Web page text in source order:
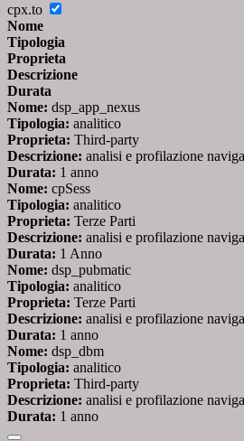
cpx.to
Nome
Tipologia
Proprieta
Descrizione
Durata
Nome: dsp_app_nexus
Tipologia: analitico
Proprieta: Third-party
Descrizione: analisi e profilazione
Durata: 1 anno
Nome: cpSess
Tipologia: analitico
Proprieta: Terze Parti
Descrizione: analisi e profilazione
Durata: 1 Anno
Nome: dsp_pubmatic
Tipologia: analitico
Proprieta: Terze Parti
Descrizione: analisi e profilazione
Durata: 1 anno
Nome: dsp_dbm
Tipologia: analitico
Proprieta: Third-party
Descrizione: analisi e profilazione
Durata: 1 anno